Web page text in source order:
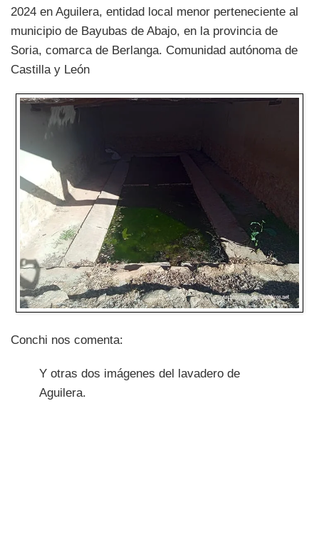
2024 en Aguilera, entidad local menor perteneciente al
municipio de Bayubas de Abajo, en la provincia de
Soria, comarca de Berlanga. Comunidad autónoma de
Castilla y León
Conchi nos comenta:
Y otras dos imágenes del lavadero de
Aguilera.